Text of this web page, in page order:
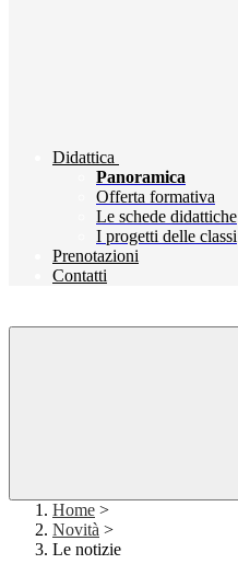
Didattica
Panoramica
Offerta formativa
Le schede didattiche
I progetti delle classi
Prenotazioni
Contatti
Home >
Novità >
Le notizie